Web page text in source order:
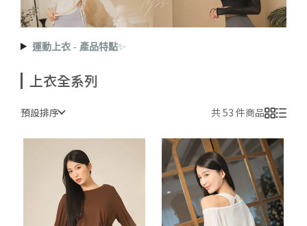
運動上衣 - 產品特點✨
上衣全系列
預設排序 共 53 件商品